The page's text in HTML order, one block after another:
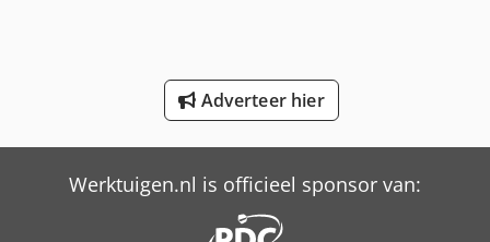
Adverteer hier
International 833
International 834
Werktuigen.nl is officieel sponsor van: